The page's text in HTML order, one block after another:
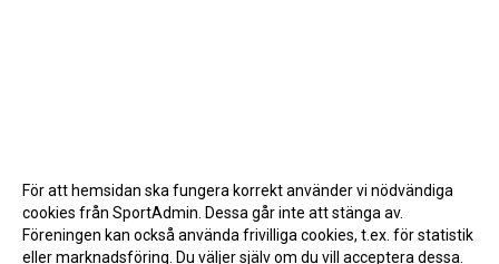
För att hemsidan ska fungera korrekt använder vi nödvändiga
cookies från SportAdmin. Dessa går inte att stänga av.
Föreningen kan också använda frivilliga cookies, t.ex. för statistik
eller marknadsföring. Du väljer själv om du vill acceptera dessa.